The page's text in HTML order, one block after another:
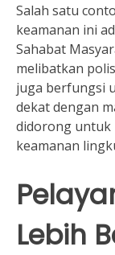
Salah satu
keamanan ini
Sahabat
melibatkan
juga berfungsi
dekat dengan
didorong untuk
keamanan
Lebih